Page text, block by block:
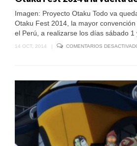
Imagen: Proyecto Otaku Todo va
Otaku Fest 2014, la mayor
el Perú, a realizarse los días sábado 1
14 OCT, 2014 COMENTARIOS